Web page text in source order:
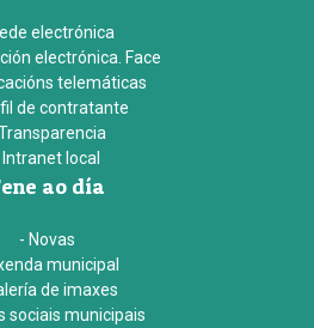
electrónica
electrónica. Face
telemáticas
de contratante
Intranet local
ao día
- Novas
municipal
de imaxes
sociais municipais